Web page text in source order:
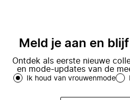
Meld je aan en
Ontdek als eerste nieuwe
en mode-updates van de
Ik houd van vrouwenmode